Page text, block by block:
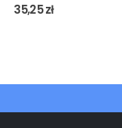
0out of 5
35,25zł